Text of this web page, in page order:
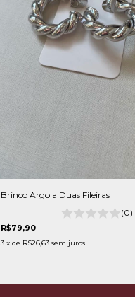
Brinco Argola Duas Fileiras
(0)
R$79,90
3 x de R$26,63 sem juros